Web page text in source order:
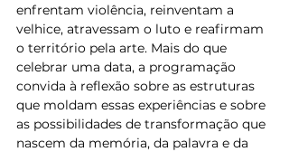
enfrentam violência, reinventam a
velhice, atravessam o luto e reafirmam
o território pela arte. Mais do que
celebrar uma data, a programação
convida à reflexão sobre as estruturas
que moldam essas experiências e sobre
as possibilidades de transformação que
nascem da memória, da palavra e da